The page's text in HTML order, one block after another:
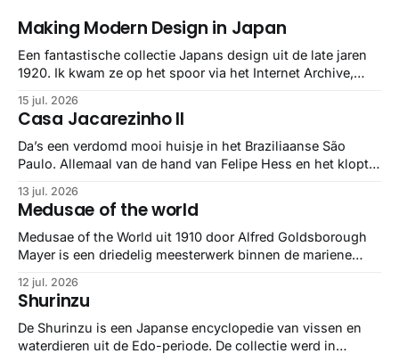
Making Modern Design in Japan
Een fantastische collectie Japans design uit de late jaren
1920. Ik kwam ze op het spoor via het Internet Archive,
gebundeld in een: boek ✨ Daarin hebben ze alle scans een
stuk netter getrokken, maar op deze manier vind ik ze er
minstens
15 jul. 2026
Casa Jacarezinho II
Da’s een verdomd mooi huisje in het Braziliaanse São
Paulo. Allemaal van de hand van Felipe Hess en het klopt
13 jul. 2026
Medusae of the world
Medusae of the World uit 1910 door Alfred Goldsborough
Mayer is een driedelig meesterwerk binnen de mariene
gedetailleerd overzicht van kwallensoorten en hun
taxonomie. Het boek staat bekend om de combinatie van
strikte wetenschap met prachtige, handgetekende
illustraties en kleurendrukplaten van Mayer zelf.
12 jul. 2026
Shurinzu
De Shurinzu is een Japanse encyclopedie van vissen en
waterdieren uit de Edo-periode. De collectie werd in